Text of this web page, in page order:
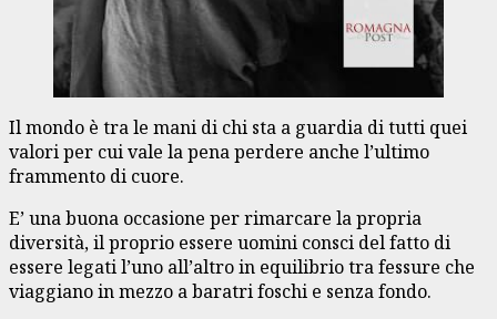
Il mondo è tra le mani di chi sta a guardia di tutti quei
valori per cui vale la pena perdere anche l’ultimo
frammento di cuore.
E’ una buona occasione per rimarcare la propria
diversità, il proprio essere uomini consci del fatto di
essere legati l’uno all’altro in equilibrio tra fessure che
viaggiano in mezzo a baratri foschi e senza fondo.